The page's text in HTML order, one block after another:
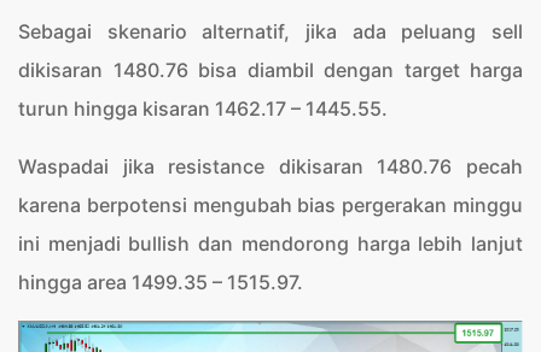
Sebagai skenario alternatif, jika ada peluang sell
dikisaran 1480.76 bisa diambil dengan target harga
turun hingga kisaran 1462.17 – 1445.55.
Waspadai jika resistance dikisaran 1480.76 pecah
karena berpotensi mengubah bias pergerakan minggu
ini menjadi bullish dan mendorong harga lebih lanjut
hingga area 1499.35 – 1515.97.